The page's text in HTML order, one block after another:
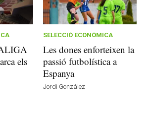
els
SELECCIÓ ECONÒMICA
Les dones enforteixen la
passió futbolística a
Espanya
Jordi González